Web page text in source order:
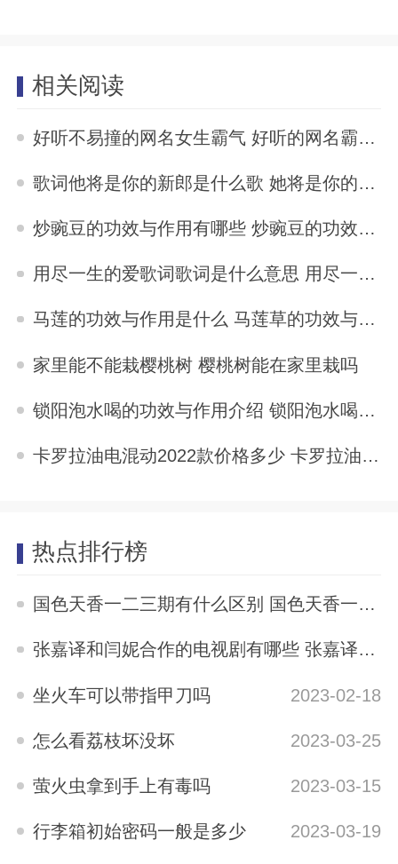
相关阅读
好听不易撞的网名女生霸气 好听的网名霸气不易撞
2025-10-03
歌词他将是你的新郎是什么歌 她将是你的新郎歌词
2025-10-03
炒豌豆的功效与作用有哪些 炒豌豆的功效与作用
2025-10-03
用尽一生的爱歌词歌词是什么意思 用尽一生的爱歌词
2025-10-03
马莲的功效与作用是什么 马莲草的功效与作用
2025-10-03
家里能不能栽樱桃树 樱桃树能在家里栽吗
2025-10-03
锁阳泡水喝的功效与作用介绍 锁阳泡水喝的功效与作用
2025-10-03
卡罗拉油电混动2022款价格多少 卡罗拉油电混动2022款价格
热点排行榜
国色天香一二三期有什么区别 国色天香一二三期区别是什么
2023-05-12
张嘉译和闫妮合作的电视剧有哪些 张嘉译与闫妮合演的电视剧有哪些
坐火车可以带指甲刀吗 2023-02-18
怎么看荔枝坏没坏 2023-03-25
萤火虫拿到手上有毒吗 2023-03-15
行李箱初始密码一般是多少 2023-03-19